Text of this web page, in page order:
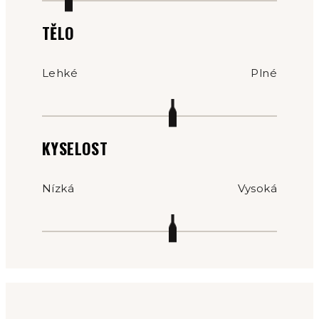
TĚLO
Lehké Plné
KYSELOST
Nízká Vysoká